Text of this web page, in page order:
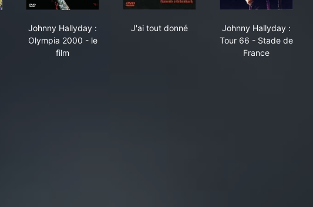
Johnny Hallyday :
Olympia 2000 - le
film
J'ai tout donné
Johnny Hallyday :
Tour 66 - Stade de
France